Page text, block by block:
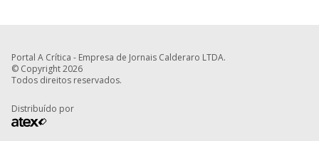
Portal A Crítica - Empresa de Jornais Calderaro LTDA.
© Copyright 2026
Todos direitos reservados.
Distribuído por